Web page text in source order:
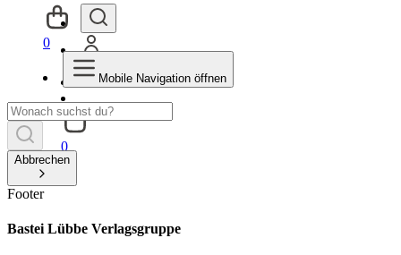
0
0
Mobile Navigation öffnen
Abbrechen
Footer
Bastei Lübbe Verlagsgruppe